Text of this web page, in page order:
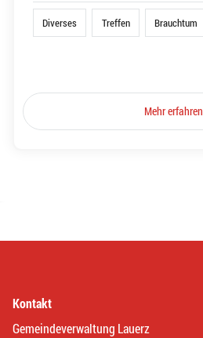
Diverses Treffen Brauchtum
Mehr erfahren
Kontakt
Gemeindeverwaltung Lauerz